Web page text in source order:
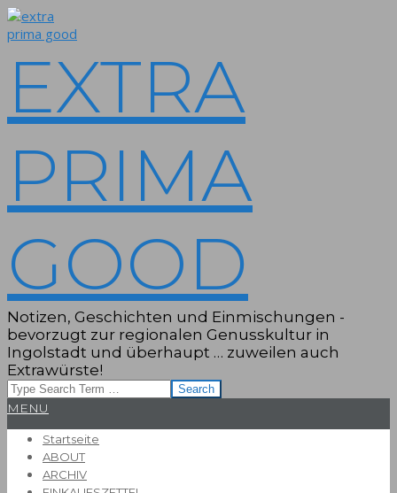
Skip
to
EXTRA
PRIMA
GOOD
Notizen, Geschichten und Einmischungen -
bevorzugt zur regionalen Genusskultur in
Ingolstadt und überhaupt … zuweilen auch
Extrawürste!
Search
Primary
Menu
MENU
Startseite
ABOUT
ARCHIV